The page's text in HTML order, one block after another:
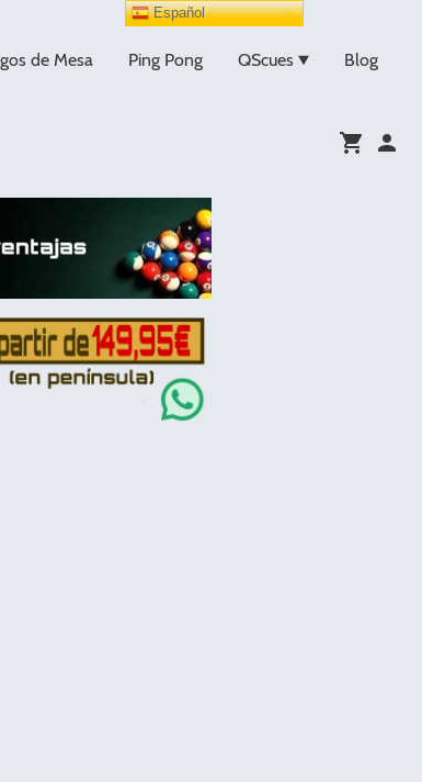
de Mesa Ping Pong QScues Blog
Español